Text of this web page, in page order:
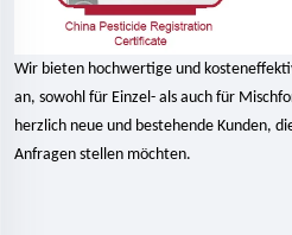
Wir bieten hochwertige und
an, sowohl für Einzel- als auch für
herzlich neue und bestehende Kunden,
Anfragen stellen möchten.